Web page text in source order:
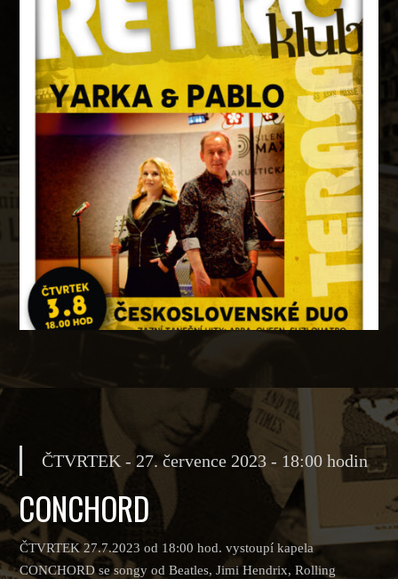
ČTVRTEK - 27. července 2023 - 18:00 hodin
CONCHORD
ČTVRTEK 27.7.2023 od 18:00 hod. vystoupí kapela
CONCHORD se songy od Beatles, Jimi Hendrix, Rolling